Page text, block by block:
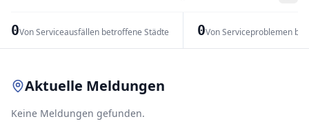
0Von Serviceausfällen betroffene Städte 0Von Serviceproblemen
Aktuelle Meldungen
Keine Meldungen gefunden.